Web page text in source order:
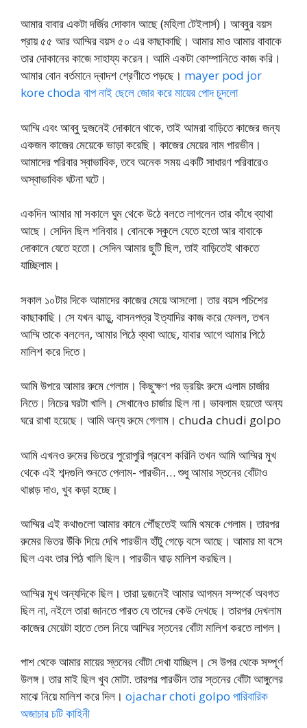
আমার বাবার একটা দর্জির দোকান আছে (মহিলা টেইলার্স)। আব্বুর বয়স
প্রায় ৫৫ আর আম্মির বয়স ৫০ এর কাছাকাছি। আমার মাও আমার বাবাকে
তার দোকানের কাজে সাহায্য করেন। আমি একটা কোম্পানিতে কাজ করি।
আমার বোন বর্তমানে দ্বাদশ শ্রেণীতে পড়ছে। mayer pod jor
kore choda বাপ নাই ছেলে জোর করে মায়ের পোদ চুদলো
আম্মি এবং আব্বু দুজনেই দোকানে থাকে, তাই আমরা বাড়িতে কাজের জন্য
একজন কাজের মেয়েকে ভাড়া করেছি। কাজের মেয়ের নাম পারভীন।
আমাদের পরিবার স্বাভাবিক, তবে অনেক সময় একটি সাধারণ পরিবারেও
অস্বাভাবিক ঘটনা ঘটে।
একদিন আমার মা সকালে ঘুম থেকে উঠে বলতে লাগলেন তার কাঁধে ব্যাথা
আছে। সেদিন ছিল শনিবার। বোনকে স্কুলে যেতে হতো আর বাবাকে
দোকানে যেতে হতো। সেদিন আমার ছুটি ছিল, তাই বাড়িতেই থাকতে
যাচ্ছিলাম।
সকাল ১০টার দিকে আমাদের কাজের মেয়ে আসলো। তার বয়স পচিশের​
কাছাকাছি। সে যখন ঝাড়ু, বাসনপত্র ইত্যাদির কাজ করে ফেলল, তখন
আম্মি তাকে বললেন, আমার পিঠে ব্যথা আছে, যাবার আগে আমার পিঠে
মালিশ করে দিতে।
আমি উপরে আমার রুমে গেলাম। কিছুক্ষণ পর ড্রয়িং রুমে এলাম চার্জার
নিতে। নিচের ঘরটা খালি। সেখানেও চার্জার ছিল না। ভাবলাম হয়তো অন্য
ঘরে রাখা হয়েছে। আমি অন্য রুমে গেলাম। chuda chudi golpo
আমি এখনও রুমের ভিতরে পুরোপুরি প্রবেশ করিনি তখন আমি আম্মির মুখ
থেকে এই শব্দগুলি শুনতে পেলাম- পারভীন… শুধু আমার স্তনের বোঁটাও
থাপ্পড় দাও, খুব কড়া হচ্ছে।
আম্মির এই কথাগুলো আমার কানে পৌঁছতেই আমি থমকে গেলাম। তারপর
রুমের ভিতর উঁকি দিয়ে দেখি পারভীন হাঁটু গেড়ে বসে আছে। আমার মা বসে
ছিল এবং তার পিঠ খালি ছিল। পারভীন ঘাড় মালিশ করছিল।
আম্মির মুখ অন্যদিকে ছিল। তারা দুজনেই আমার আগমন সম্পর্কে অবগত
ছিল না, নইলে তারা জানতে পারত যে তাদের কেউ দেখছে। তারপর দেখলাম
কাজের মেয়েটা হাতে তেল নিয়ে আম্মির স্তনের বোঁটা মালিশ করতে লাগল।
পাশ থেকে আমার মায়ের স্তনের বোঁটা দেখা যাচ্ছিল। সে উপর থেকে সম্পূর্ণ
উলঙ্গ। তার মাই ছিল খুব মোটা. তারপর পারভীন তার স্তনের বোঁটা আঙ্গুলের
মাঝে নিয়ে মালিশ করে দিল। ojachar choti golpo পারিবারিক
অজাচার চটি কাহিনী